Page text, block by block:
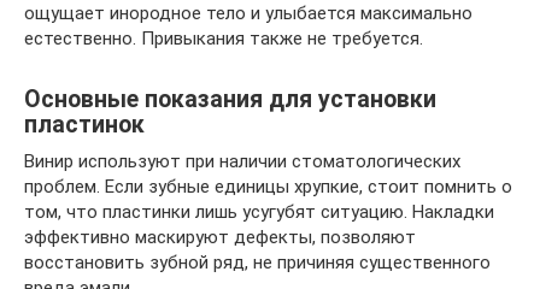
ощущает инородное тело и улыбается максимально
естественно. Привыкания также не требуется.
Основные показания для установки
пластинок
Винир используют при наличии стоматологических
проблем. Если зубные единицы хрупкие, стоит помнить о
том, что пластинки лишь усугубят ситуацию. Накладки
эффективно маскируют дефекты, позволяют
восстановить зубной ряд, не причиняя существенного